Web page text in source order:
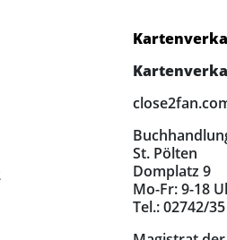
St. Pölten
Domplatz 9
Mo-Fr: 9-18
Tel.: 02742/